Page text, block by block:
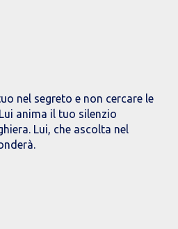
nel segreto e non cercare le
anima il tuo silenzio
Lui, che ascolta nel